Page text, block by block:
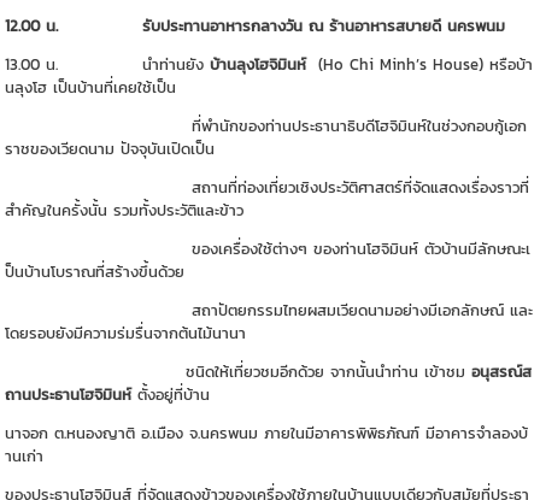
12.00 น. รับประทานอาหารกลางวัน ณร้านอาหารสบายดี นครพนม
13.00 น. นำท่านยังบ้านลุงโฮจิมินห์ (Ho Chi Minh’s House) หรือบ้า
นลุงโฮ เป็นบ้านที่เคยใช้เป็น
ที่พำนักของท่านประธานาธิบดีโฮจิมินห์ในช่วงกอบกู้เอก
ราชของเวียดนาม ปัจจุบันเปิดเป็น
สถานที่ท่องเที่ยวเชิงประวัติศาสตร์ที่จัดแสดงเรื่องราวที่
สำคัญในครั้งนั้น รวมทั้งประวัติและข้าว
ของเครื่องใช้ต่างๆ ของท่านโฮจิมินห์ ตัวบ้านมีลักษณะเ
ป็นบ้านโบราณที่สร้างขึ้นด้วย
สถาปัตยกรรมไทยผสมเวียดนามอย่างมีเอกลักษณ์ และ
โดยรอบยังมีความร่มรื่นจากต้นไม้นานา
ชนิดให้เที่ยวชมอีกด้วย จากนั้นนำท่าน เข้าชมอนุสรณ์ส
ถานประธานโฮจิมินห์ตั้งอยู่ที่บ้าน
นาจอก ต.หนองญาติ อ.เมือง จ.นครพนม ภายในมีอาคารพิพิธภัณฑ์ มีอาคารจำลองบ้
านเก่า
ของประธานโฮจิมินส์ ที่จัดแสดงข้าวของเครื่องใช้ภายในบ้านแบบเดียวกับสมัยที่ประธา